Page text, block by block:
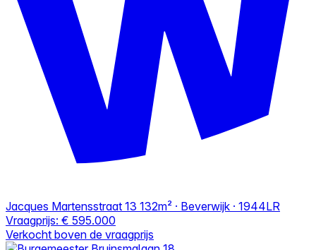
Jacques Martensstraat 13 132m² · Beverwijk · 1944LR
Vraagprijs: € 595.000
Verkocht boven de vraagprijs